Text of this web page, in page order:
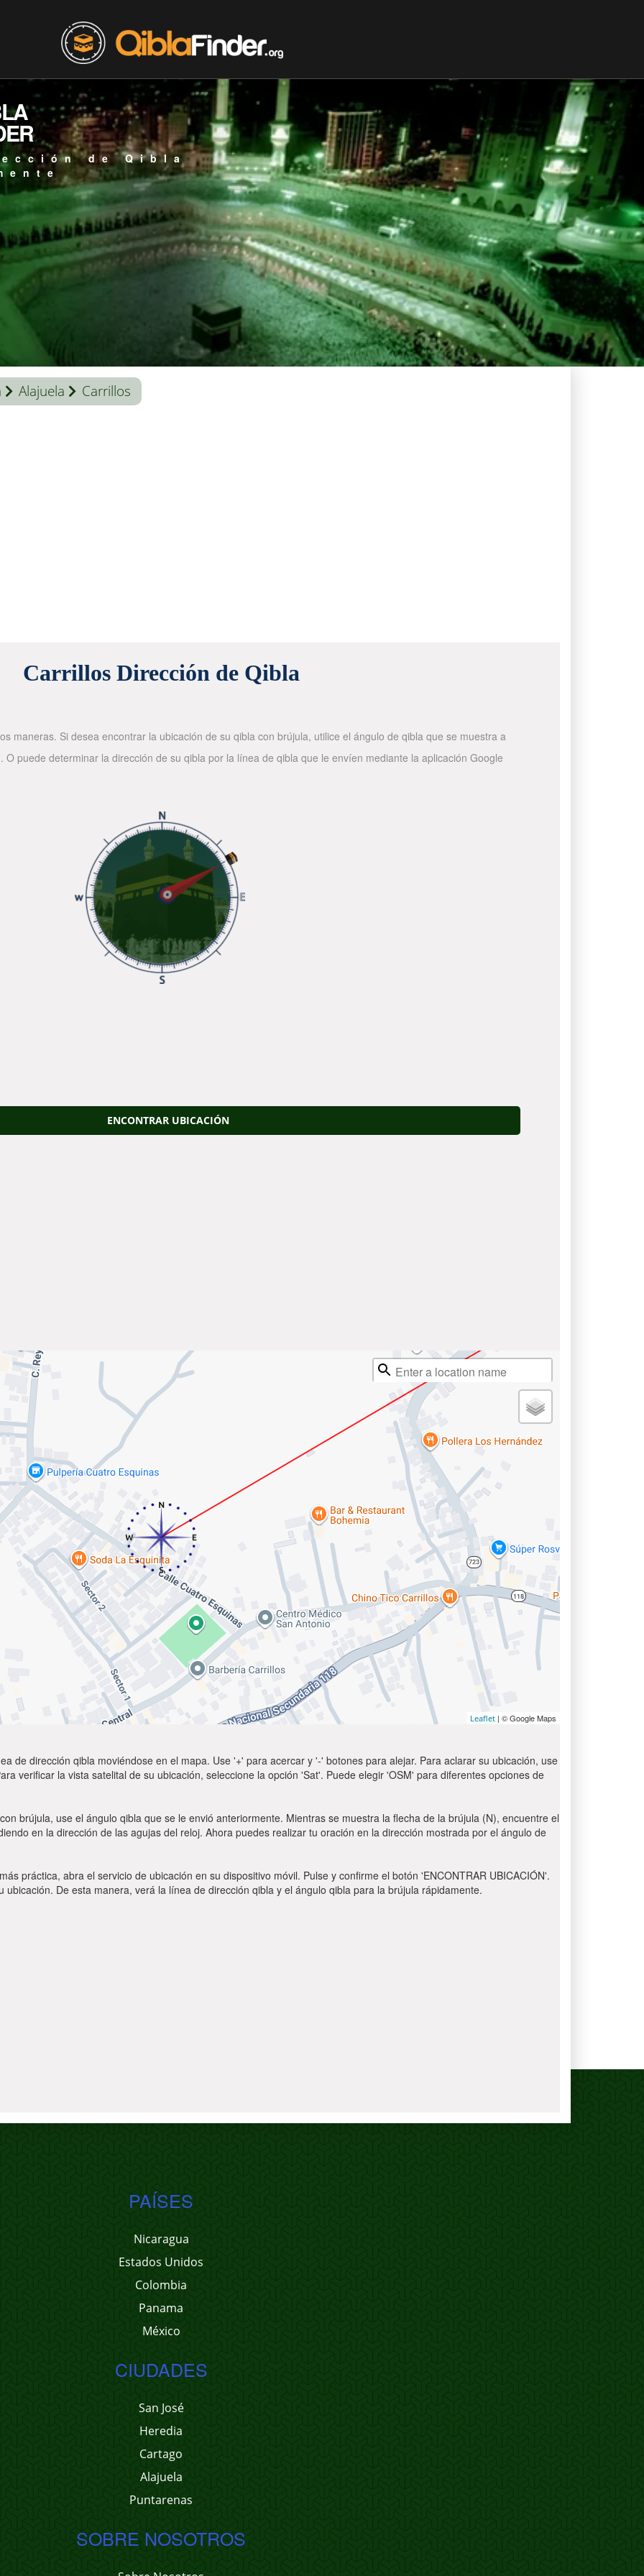
de Qibla
Alajuela Carrillos
Carrillos Dirección de Qibla
maneras. Si desea encontrar la ubicación de su qibla con brújula, utilice el ángulo de qibla que se muestra a
puede determinar la dirección de su qibla por la línea de qibla que le envíen mediante la aplicación Google
ENCONTRAR UBICACIÓN
Leaflet | © Google Maps
de dirección qibla moviéndose en el mapa. Use '+' para acercar y '-' botones para alejar. Para aclarar su ubicación, use
verificar la vista satelital de su ubicación, seleccione la opción 'Sat'. Puede elegir 'OSM' para diferentes opciones de
brújula, use el ángulo qibla que se le envió anteriormente. Mientras se muestra la flecha de la brújula (N), encuentre el
en la dirección de las agujas del reloj. Ahora puedes realizar tu oración en la dirección mostrada por el ángulo de
práctica, abra el servicio de ubicación en su dispositivo móvil. Pulse y confirme el botón 'ENCONTRAR UBICACIÓN'.
De esta manera, verá la línea de dirección qibla y el ángulo qibla para la brújula rápidamente.
PAÍSES
Nicaragua
Estados Unidos
Colombia
Panama
México
CIUDADES
San José
Heredia
Cartago
Alajuela
Puntarenas
SOBRE NOSOTROS